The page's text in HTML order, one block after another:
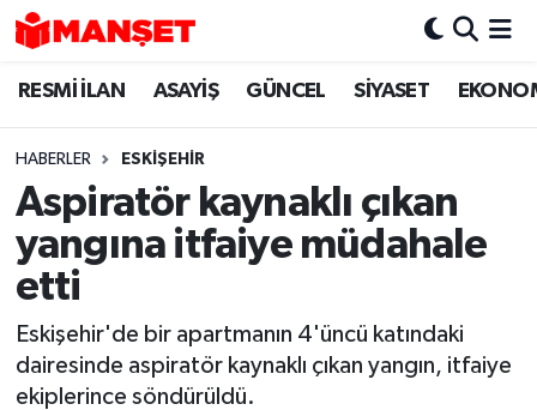
RESMİ İLAN ASAYİŞ GÜNCEL SİYASET
HABERLER ESKIŞEHIR
Aspiratör kaynaklı çıkan
yangına itfaiye müdahale
etti
Eskişehir'de bir apartmanın 4'üncü katındaki
dairesinde aspiratör kaynaklı çıkan yangın, itfaiye
ekiplerince söndürüldü.
Hava Durumu
Trafik Durumu
Süper Lig Puan Durumu ve Fikstür
Tüm Manşetler
Son Dakika Haberleri
Haber Arşivi